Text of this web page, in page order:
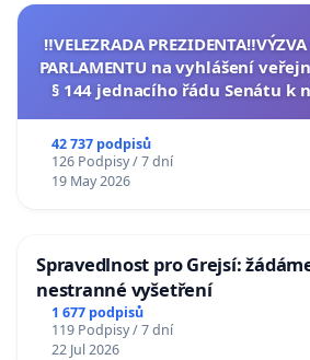
‼️VELEZRADA
PARLAMENTU na vyhlášení
§ 144 jednacího řádu Senátu k
42 737 podpisů
126 Podpisy / 7 dní
19 May 2026
Spravedlnost pro Grejsí:
nestranné vyšetření
1 677 podpisů
119 Podpisy / 7 dní
22 Jul 2026